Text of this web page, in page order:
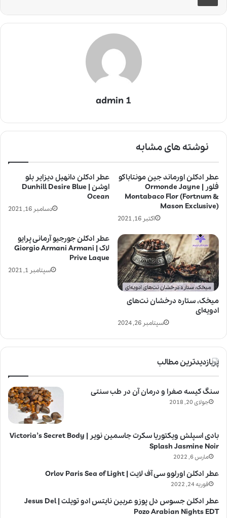
admin 1
نوشته های مشابه
عطر ادکلن دانهیل دیزایر بلو
اوشن | Dunhill Desire Blue
Ocean
دسامبر 16, 2021
عطر ادکلن اورماند جین مونتاباکو
فلور | Ormonde Jayne
Montabaco Flor (Fortnum &
Mason Exclusive)
اکتبر 16, 2021
عطر ادکلن جورجیو آرمانی پرایو
لاک | Giorgio Armani Armani
Prive Laque
سپتامبر 1, 2021
میخک، ستاره درخشان نت‌های
ادویه‌ای
سپتامبر 26, 2024
پربازدیدترین مطالب
سنگ کیسه صفرا و درمان آن در طب سنتی
جولای 20, 2018
بادی اسپلش ویکتوریا سکرت جاسمین نویر | Victoria’s Secret Body
Splash Jasmine Noir
مارس 6, 2022
عطر ادکلن اورلوو سی آف لایت | Orlov Paris Sea of Light
فوریه 24, 2022
عطر ادکلن جسوس دل پوزو عربین نایتس ادو تویلت | Jesus Del
Pozo Arabian Nights EDT